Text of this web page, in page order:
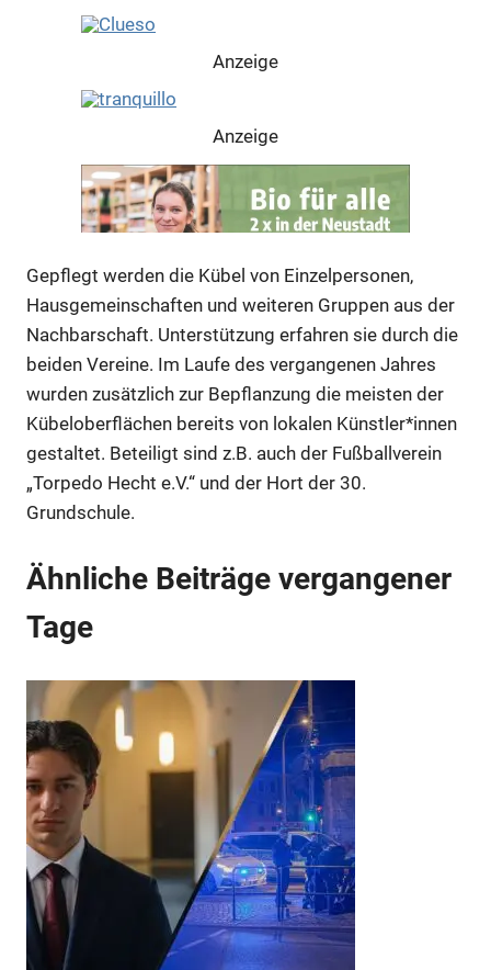
Anzeige
Anzeige
Anzeige
Anzeige
Gepflegt werden die Kübel von Einzelpersonen,
Hausgemeinschaften und weiteren Gruppen aus der
Nachbarschaft. Unterstützung erfahren sie durch die
beiden Vereine. Im Laufe des vergangenen Jahres
wurden zusätzlich zur Bepflanzung die meisten der
Kübeloberflächen bereits von lokalen Künstler*innen
gestaltet. Beteiligt sind z.B. auch der Fußballverein
„Torpedo Hecht e.V.“ und der Hort der 30.
Grundschule.
Ähnliche Beiträge vergangener
Tage